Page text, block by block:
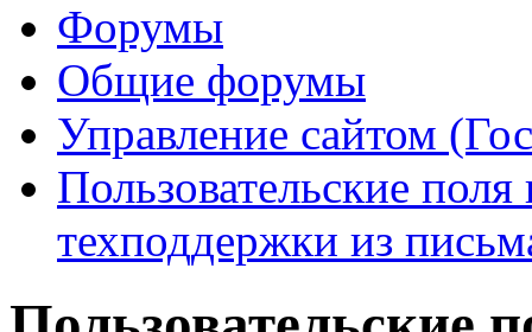
Форумы
Общие форумы
Управление сайтом
Пользовательские
техподдержки из